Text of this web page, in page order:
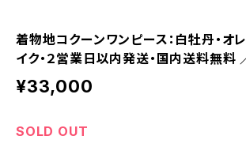
着物地コクーンワンピース：白牡丹・オ
イク・２営業日以内発送・国内送料無
¥33,000
SOLD OUT